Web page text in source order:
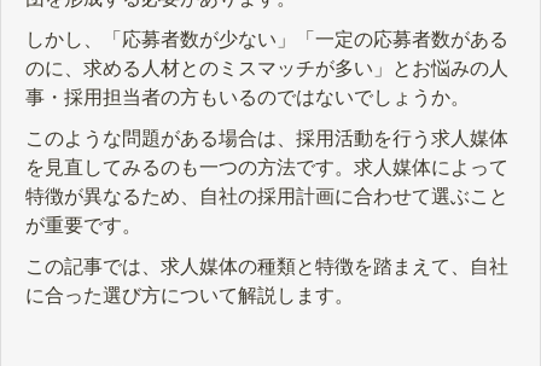
しかし、「応募者数が少ない」「一定の応募者数がある
のに、求める人材とのミスマッチが多い」とお悩みの人
事・採用担当者の方もいるのではないでしょうか。
このような問題がある場合は、採用活動を行う求人媒体
を見直してみるのも一つの方法です。求人媒体によって
特徴が異なるため、自社の採用計画に合わせて選ぶこと
が重要です。
この記事では、求人媒体の種類と特徴を踏まえて、自社
に合った選び方について解説します。